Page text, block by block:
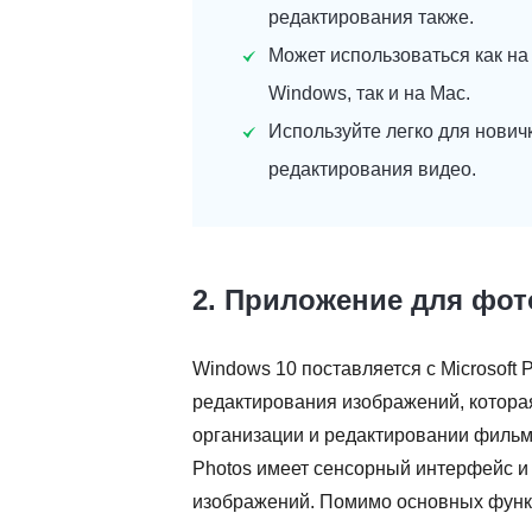
редактирования также.
Может использоваться как на
Windows, так и на Mac.
Используйте легко для
редактирования видео.
2. Приложение для
Windows 10 поставляется с Microsoft
редактирования изображений,
организации и редактировании
Photos имеет сенсорный интерфейс
изображений. Помимо основных